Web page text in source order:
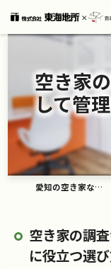
空き家
して管
愛知の空き家なら買取ル de モッテコリン
空き家の調
に役立つ選